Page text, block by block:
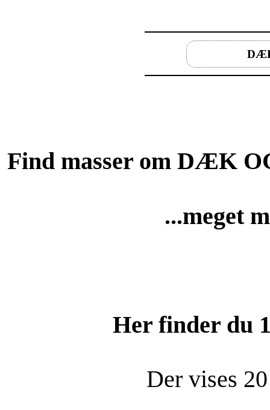
Find masser om DÆK
...meget
Her finder du
Der vises